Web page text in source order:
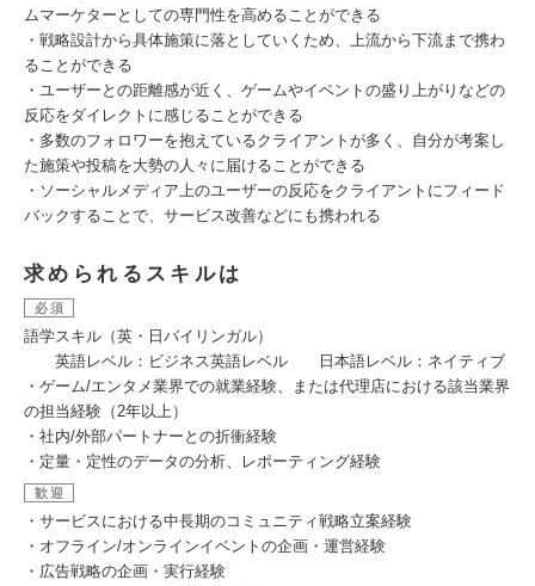
ムマーケターとしての専門性を高めることができる
・戦略設計から具体施策に落としていくため、上流から下流まで携わ
ることができる
・ユーザーとの距離感が近く、ゲームやイベントの盛り上がりなどの
反応をダイレクトに感じることができる
・多数のフォロワーを抱えているクライアントが多く、自分が考案し
た施策や投稿を大勢の人々に届けることができる
・ソーシャルメディア上のユーザーの反応をクライアントにフィード
バックすることで、サービス改善などにも携われる
求められるスキルは
必須
語学スキル（英・日バイリンガル）
英語レベル：ビジネス英語レベル 日本語レベル：ネイティブ
・ゲーム/エンタメ業界での就業経験、または代理店における該当業界
の担当経験（2年以上）
・社内/外部パートナーとの折衝経験
・定量・定性のデータの分析、レポーティング経験
歓迎
・サービスにおける中長期のコミュニティ戦略立案経験
・オフライン/オンラインイベントの企画・運営経験
・広告戦略の企画・実行経験